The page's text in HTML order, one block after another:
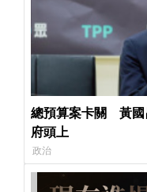
總預算案卡關 黃國
府頭上
政治